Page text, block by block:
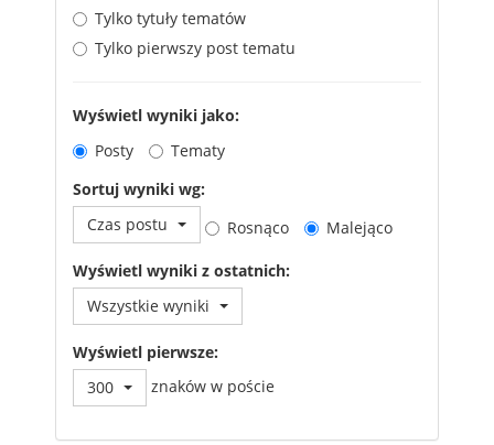
Tylko tytuły tematów
Tylko pierwszy post tematu
Wyświetl wyniki jako:
Posty
Tematy
Sortuj wyniki wg:
Czas postu
Rosnąco Malejąco
Wyświetl wyniki z ostatnich:
Wszystkie wyniki
Wyświetl pierwsze:
300
znaków w poście